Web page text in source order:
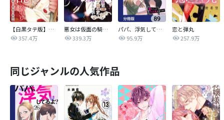
【白黒タテ版】孕むまで乱れいけ～身代わり花嫁と軍服の猛愛
357.4万
悪女は仮面の騎士に騙されない
339.3万
パパ、浮気してるよ？娘と二人でクズ夫を捨てます【分冊版】
95.9万
恋と弾丸
257.9万
同じジャンルの人気作品